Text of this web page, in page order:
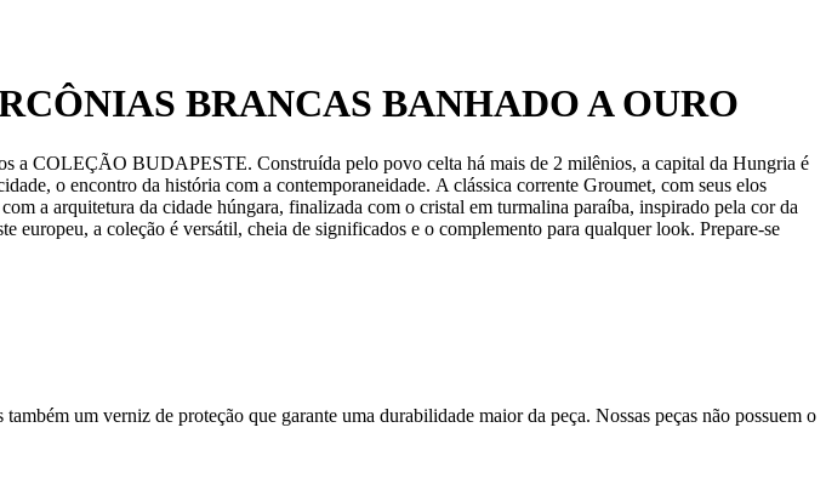
BRANCAS BANHADO A OURO
a COLEÇÃO BUDAPESTE. Construída pelo povo celta há mais de 2 milênios, a capital da Hungria é
o encontro da história com a contemporaneidade. A clássica corrente Groumet, com seus elos
a arquitetura da cidade húngara, finalizada com o cristal em turmalina paraíba, inspirado pela cor da
europeu, a coleção é versátil, cheia de significados e o complemento para qualquer look. Prepare-se
um verniz de proteção que garante uma durabilidade maior da peça. Nossas peças não possuem o